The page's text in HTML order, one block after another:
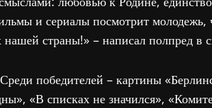
и сериалы посмотрит молодежь,
страны!» – написал полпред в
победителей – картины
«В списках не значился»,